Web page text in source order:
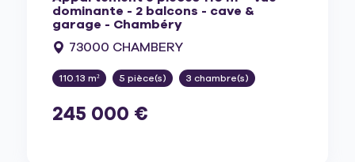
dominante - 2 balcons - cave &
garage - Chambéry
73000 CHAMBERY
110.13 m² 5 pièce(s) 3 chambre(s)
245 000 €